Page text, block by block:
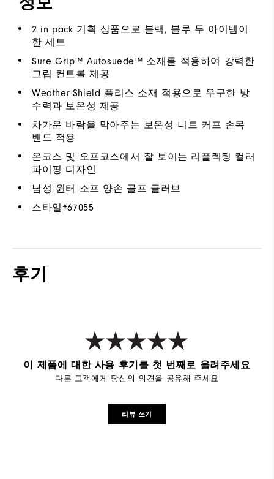
2 in pack 기획 상품으로 블랙, 블루 두 아이템이
한 세트
Sure-Grip™ Autosuede™ 소재를 적용하여 강력한
그립 컨트롤 제공
Weather-Shield 플리스 소재 적용으로 우구한 방
수력과 보온성 제공
차가운 바람을 막아주는 보온성 니트 커프 손목
밴드 적용
온코스 및 오프코스에서 잘 보이는 리플렉팅 컬러
파이핑 디자인
남성 윈터 소프 양손 골프 글러브
스타일#67055
후기
이 제품에 대한 사용 후기를 첫 번째로 올려주세요
다른 고객에게 당신의 의견을 공유해 주세요
리뷰 쓰기